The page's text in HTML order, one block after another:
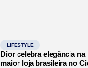
LIFESTYLE
Dior celebra elegância na
maior loja brasileira no